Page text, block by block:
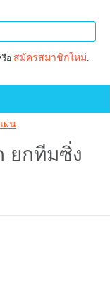
รือ สมัครสมาชิกใหม่.
ผ่น
ยกทีมซิ่ง